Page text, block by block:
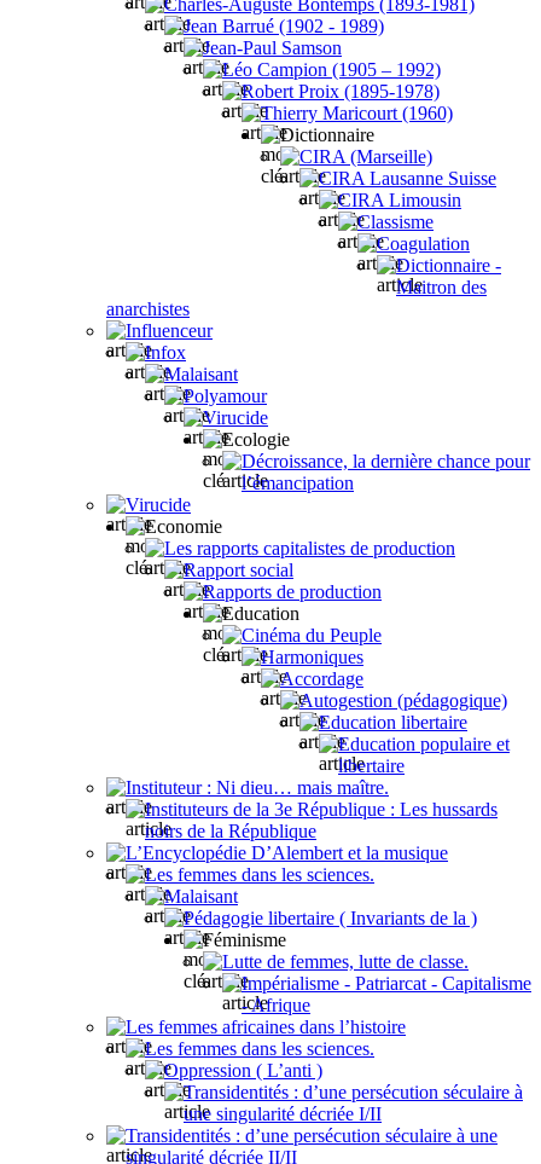
Charles-Auguste Bontemps (1893-1981)
Jean Barrué (1902 - 1989)
Jean-Paul Samson
Léo Campion (1905 – 1992)
Robert Proix (1895-1978)
Thierry Maricourt (1960)
Dictionnaire
CIRA (Marseille)
CIRA Lausanne Suisse
CIRA Limousin
Classisme
Coagulation
Dictionnaire -
Maitron des
anarchistes
Influenceur
Infox
Malaisant
Polyamour
Virucide
Ecologie
Décroissance, la dernière chance pour
l’émancipation
Virucide
Economie
Les rapports capitalistes de production
Rapport social
Rapports de production
Education
Cinéma du Peuple
Harmoniques
Accordage
Autogestion (pédagogique)
Education libertaire
Education populaire et
libertaire
Instituteur : Ni dieu… mais maître.
Instituteurs de la 3e République : Les hussards
noirs de la République
L’Encyclopédie D’Alembert et la musique
Les femmes dans les sciences.
Malaisant
Pédagogie libertaire ( Invariants de la )
Féminisme
Lutte de femmes, lutte de classe.
Impérialisme - Patriarcat - Capitalisme
- Afrique
Les femmes africaines dans l’histoire
Les femmes dans les sciences.
Oppression ( L’anti )
Transidentités : d’une persécution séculaire à
une singularité décriée I/II
Transidentités : d’une persécution séculaire à une
singularité décriée II/II